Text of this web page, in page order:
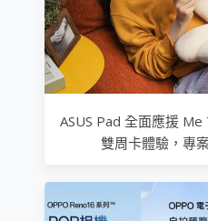
ASUS Pad 全面應援
雙周卡體驗，專